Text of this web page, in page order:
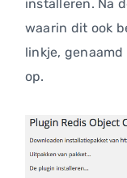
installeren. Na
waarin dit ook
linkje,
op.